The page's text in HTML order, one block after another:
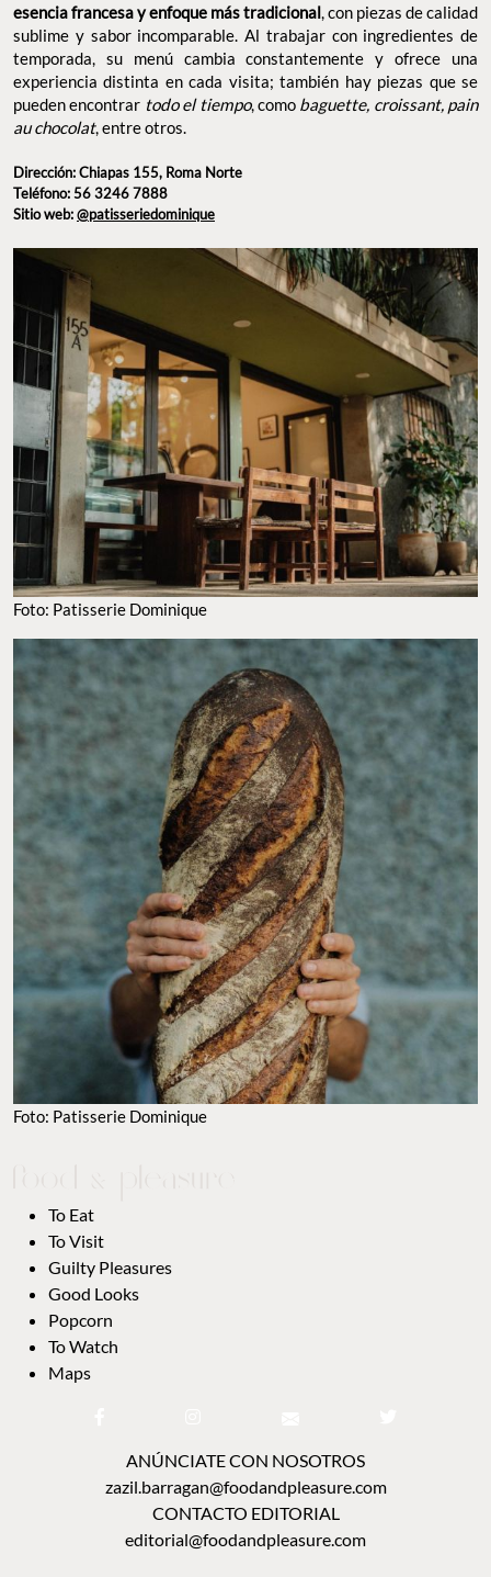
esencia francesa y enfoque más tradicional, con piezas de calidad
sublime y sabor incomparable. Al trabajar con ingredientes de
temporada, su menú cambia constantemente y ofrece una
experiencia distinta en cada visita; también hay piezas que se
pueden encontrar todo el tiempo, como baguette, croissant, pain
au chocolat, entre otros.
Dirección: Chiapas 155, Roma Norte
Teléfono: 56 3246 7888
Sitio web:@patisseriedominique
Foto: Patisserie Dominique
Foto: Patisserie Dominique
To Eat
To Visit
Guilty Pleasures
Good Looks
Popcorn
To Watch
Maps
ANÚNCIATE CON NOSOTROS
zazil.barragan@foodandpleasure.com
CONTACTO EDITORIAL
editorial@foodandpleasure.com